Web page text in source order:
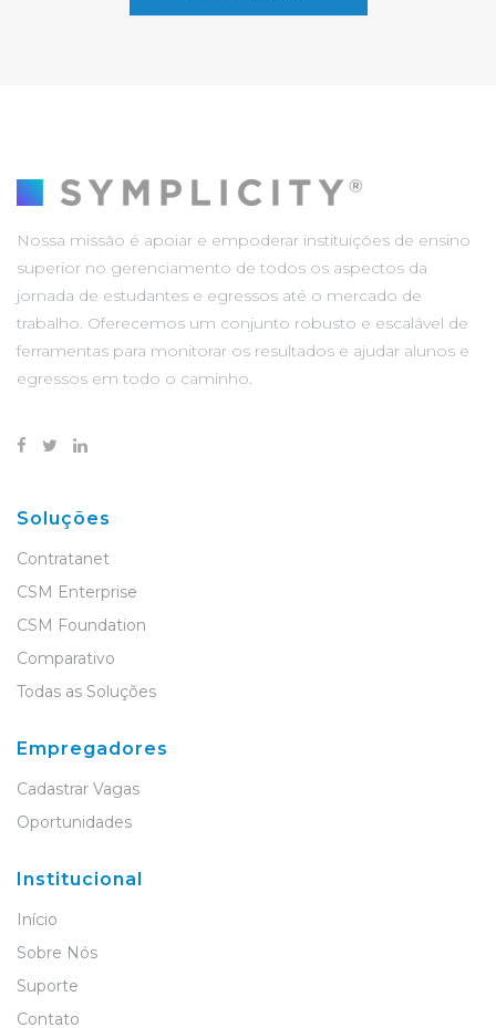
Nossa missão é apoiar e empoderar instituições de ensino
superior no gerenciamento de todos os aspectos da
jornada de estudantes e egressos até o mercado de
trabalho. Oferecemos um conjunto robusto e escalável de
ferramentas para monitorar os resultados e ajudar alunos e
egressos em todo o caminho.
Soluções
Contratanet
CSM Enterprise
CSM Foundation
Comparativo
Todas as Soluções
Empregadores
Cadastrar Vagas
Oportunidades
Institucional
Início
Sobre Nós
Suporte
Contato